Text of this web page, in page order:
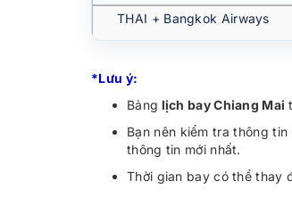
THAI + Bangkok Airways
*Lưu ý:
Bảng lịch bay Chiang Mai
Bạn nên kiểm tra thông
thông tin mới nhất.
Thời gian bay có thể thay